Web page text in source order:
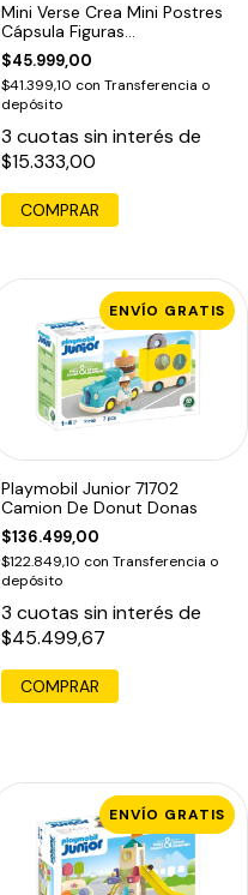
Mini Verse Crea Mini Postres
Cápsula Figuras
Coleccionables
$45.999,00
$41.399,10 con Transferencia o
depósito
3 cuotas sin interés de
$15.333,00
ENVÍO GRATIS
Playmobil Junior 71702
Camion De Donut Donas
$136.499,00
$122.849,10 con Transferencia o
depósito
3 cuotas sin interés de
$45.499,67
ENVÍO GRATIS